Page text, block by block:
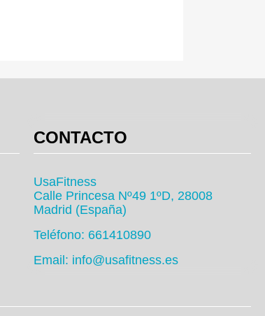
CONTACTO
UsaFitness
Calle Princesa Nº49 1ºD, 28008
Madrid (España)
Teléfono: 661410890
Email: info@usafitness.es